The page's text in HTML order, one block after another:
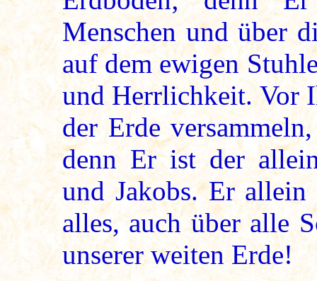
Menschen und über
auf dem ewigen
und Herrlichkeit. Vor
der Erde
denn Er ist der
und Jakobs. Er
alles, auch über alle
unserer weiten Erde!